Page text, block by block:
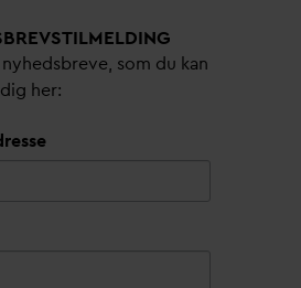
som du kan
her: